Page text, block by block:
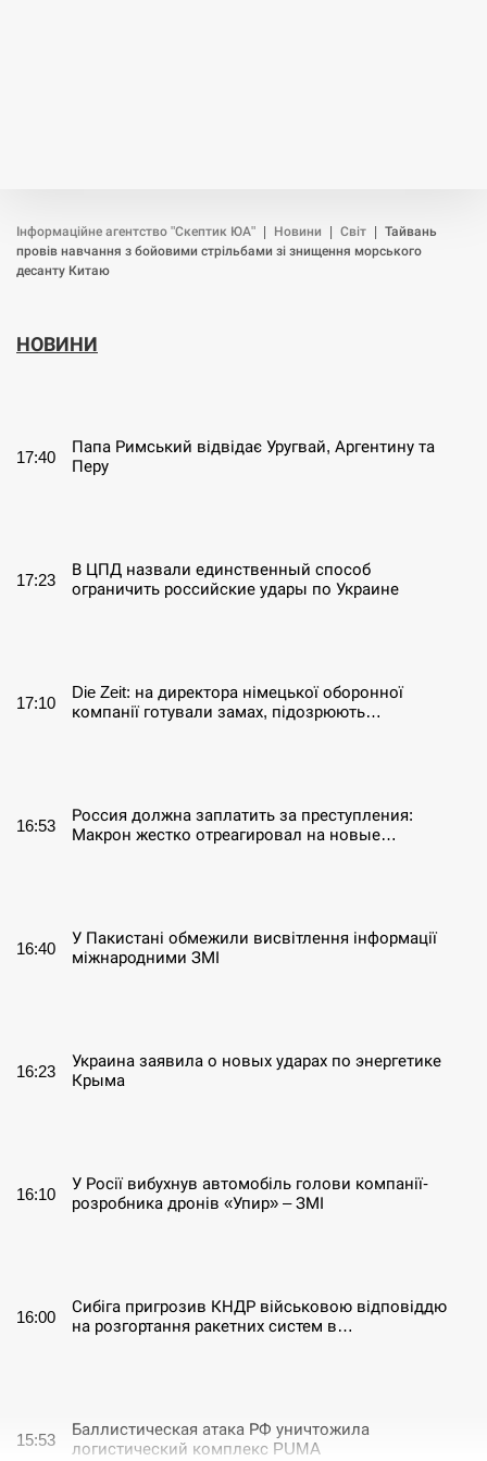
Інформаційне агентство "Скептик ЮА" Новини Світ
Тайвань
провів навчання з бойовими стрільбами зі знищення морського
десанту Китаю
НОВИНИ
17:40
Папа Римський відвідає Уругвай, Аргентину та
Перу
17:23
В ЦПД назвали единственный способ
ограничить российские удары по Украине
17:10
Die Zeit: на директора німецької оборонної
компанії готували замах, підозрюють…
16:53
Россия должна заплатить за преступления:
Макрон жестко отреагировал на новые…
16:40
У Пакистані обмежили висвітлення інформації
міжнародними ЗМІ
16:23
Украина заявила о новых ударах по энергетике
Крыма
16:10
У Росії вибухнув автомобіль голови компанії-
розробника дронів «Упир» – ЗМІ
16:00
Сибіга пригрозив КНДР військовою відповіддю
на розгортання ракетних систем в…
15:53
Баллистическая атака РФ уничтожила
логистический комплекс PUMA